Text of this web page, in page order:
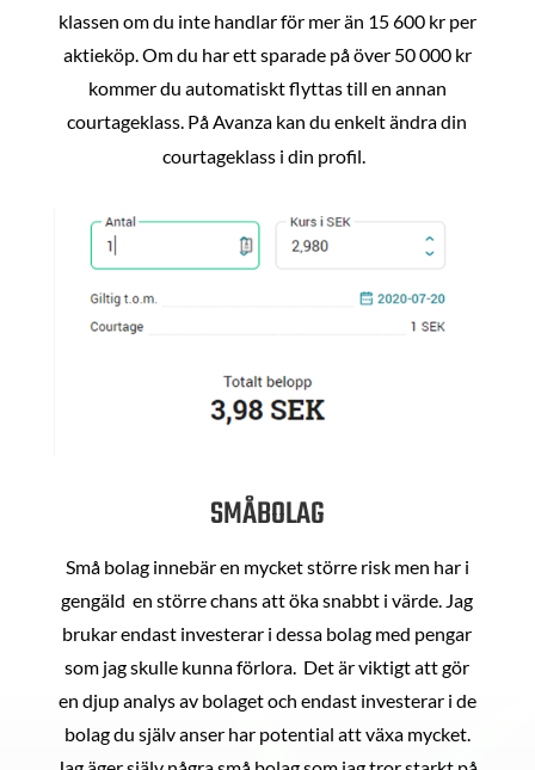
klassen om du inte handlar för mer än 15 600 kr per
aktieköp. Om du har ett sparade på över 50 000 kr
kommer du automatiskt flyttas till en annan
courtageklass. På Avanza kan du enkelt ändra din
courtageklass i din profil.
SMÅBOLAG
Små bolag innebär en mycket större risk men har i
gengäld en större chans att öka snabbt i värde. Jag
brukar endast investerar i dessa bolag med pengar
som jag skulle kunna förlora. Det är viktigt att gör
en djup analys av bolaget och endast investerar i de
bolag du själv anser har potential att växa mycket.